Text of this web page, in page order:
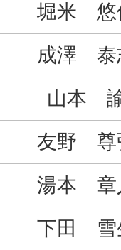
堀米 悠
成澤 泰
山本
友野 尊
湯本 章
下田 雪